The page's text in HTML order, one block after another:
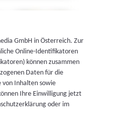
GmbH in Österreich. Zur
Online-Identifikatoren
können zusammen
Daten für die
von Inhalten sowie
Ihre Einwilligung jetzt
oder im